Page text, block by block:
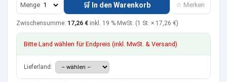
Menge 🛒 In den Warenkorb ☆ Merken
Zwischensumme: 17,26 € inkl. 19 % MwSt. (1 St. × 17,26 €)
Bitte Land wählen für Endpreis (inkl. MwSt. & Versand)
Lieferland: